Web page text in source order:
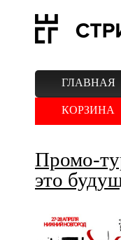
ГЛАВНАЯ
КОРЗИНА
Промо-
это